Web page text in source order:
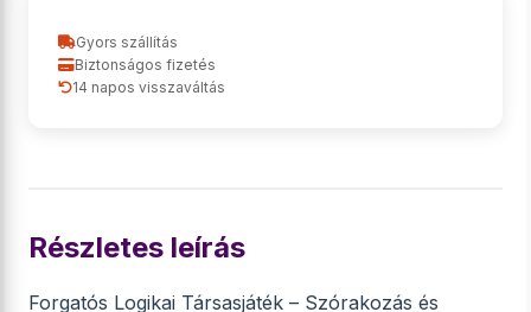
Gyors szállítás
Biztonságos fizetés
14 napos visszaváltás
Részletes leírás
Forgatós Logikai Társasjáték – Szórakozás és